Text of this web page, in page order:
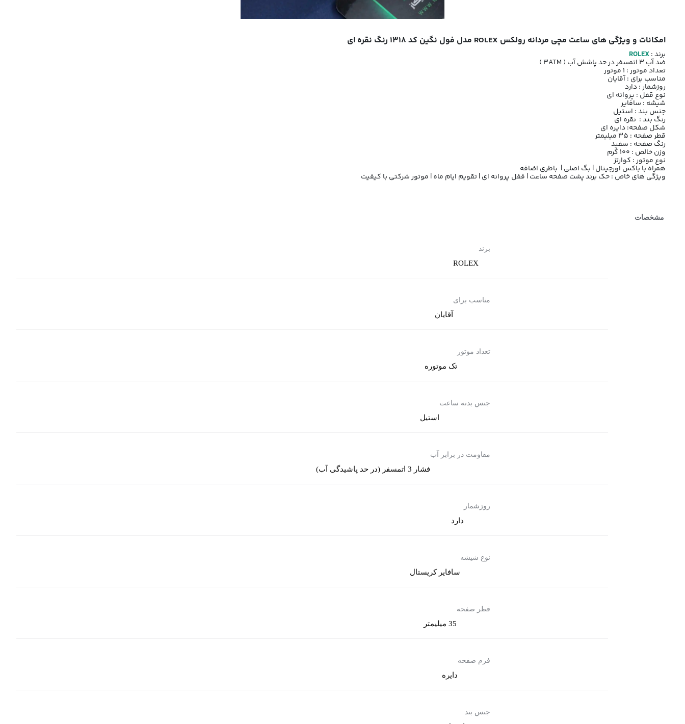
امکانات و ویژگی های ساعت مچی مردانه رولکس ROLEX مدل فول نگین کد 1318 رنگ نقره ای
برند :ROLEX
ضد آب 3 اتمسفر در حد پاشش آب ( 3ATM )
تعداد موتور : 1 موتور
مناسب برای : آقایان
روزشمار : دارد
نوع قفل : پروانه ای
شیشه : سافایر
جنس بند : استیل
رنگ بند : نقره ای
شکل صفحه: دایره ای
قطر صفحه : 35 میلیمتر
رنگ صفحه : سفید
وزن خالص : 100 گرم
نوع موتور : کوارتز
همراه با باکس اورجینال | بگ اصلی | باطری اضافه
ویژگی های خاص : حک برند پشت صفحه ساعت | قفل پروانه ای | تقویم ایام ماه | موتور شرکتی با کیفیت
مشخصات
برند
ROLEX
مناسب برای
آقایان
تعداد موتور
تک موتوره
جنس بدنه ساعت
استیل
مقاومت در برابر آب
فشار 3 اتمسفر (در حد پاشیدگی آب)
روزشمار
دارد
نوع شیشه
سافایر کریستال
قطر صفحه
35 میلیمتر
فرم صفحه
دایره
جنس بند